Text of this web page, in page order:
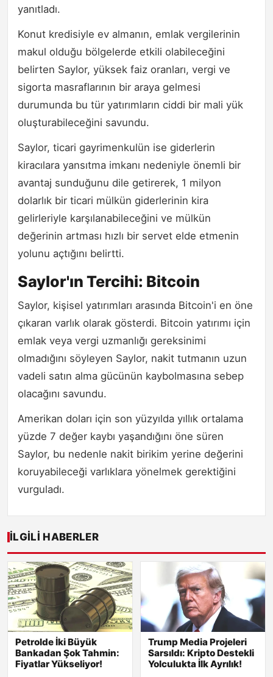
yanıtladı.
Konut kredisiyle ev almanın, emlak vergilerinin
makul olduğu bölgelerde etkili olabileceğini
belirten Saylor, yüksek faiz oranları, vergi ve
sigorta masraflarının bir araya gelmesi
durumunda bu tür yatırımların ciddi bir mali yük
oluşturabileceğini savundu.
Saylor, ticari gayrimenkulün ise giderlerin
kiracılara yansıtma imkanı nedeniyle önemli bir
avantaj sunduğunu dile getirerek, 1 milyon
dolarlık bir ticari mülkün giderlerinin kira
gelirleriyle karşılanabileceğini ve mülkün
değerinin artması hızlı bir servet elde etmenin
yolunu açtığını belirtti.
Saylor'ın Tercihi: Bitcoin
Saylor, kişisel yatırımları arasında Bitcoin'i en öne
çıkaran varlık olarak gösterdi. Bitcoin yatırımı için
emlak veya vergi uzmanlığı gereksinimi
olmadığını söyleyen Saylor, nakit tutmanın uzun
vadeli satın alma gücünün kaybolmasına sebep
olacağını savundu.
Amerikan doları için son yüzyılda yıllık ortalama
yüzde 7 değer kaybı yaşandığını öne süren
Saylor, bu nedenle nakit birikim yerine değerini
koruyabileceği varlıklara yönelmek gerektiğini
vurguladı.
İLGILI HABERLER
Petrolde İki Büyük
Bankadan Şok Tahmin:
Fiyatlar Yükseliyor!
Trump Media Projeleri
Sarsıldı: Kripto Destekli
Yolculukta İlk Ayrılık!